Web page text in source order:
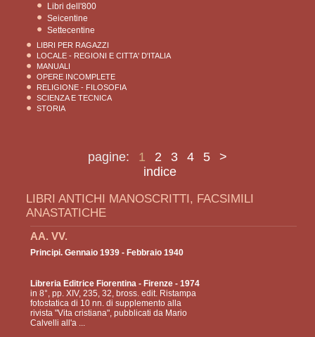
Libri dell'800
Seicentine
Settecentine
LIBRI PER RAGAZZI
LOCALE - REGIONI E CITTA' D'ITALIA
MANUALI
OPERE INCOMPLETE
RELIGIONE - FILOSOFIA
SCIENZA E TECNICA
STORIA
pagine: 1 2 3 4 5
>
indice
LIBRI ANTICHI MANOSCRITTI, FACSIMILI
ANASTATICHE
AA. VV.
Principi. Gennaio 1939 - Febbraio 1940
Libreria Editrice Fiorentina- Firenze - 1974
in 8°, pp. XIV, 235, 32, bross. edit. Ristampa
fotostatica di 10 nn. di supplemento alla
rivista "Vita cristiana", pubblicati da Mario
Calvelli all'a ...